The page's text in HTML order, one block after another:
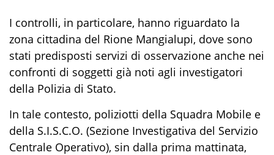
I controlli, in particolare, hanno riguardato la
zona cittadina del Rione Mangialupi, dove sono
stati predisposti servizi di osservazione anche nei
confronti di soggetti già noti agli investigatori
della Polizia di Stato.
In tale contesto, poliziotti della Squadra Mobile e
della S.I.S.C.O. (Sezione Investigativa del Servizio
Centrale Operativo), sin dalla prima mattinata,